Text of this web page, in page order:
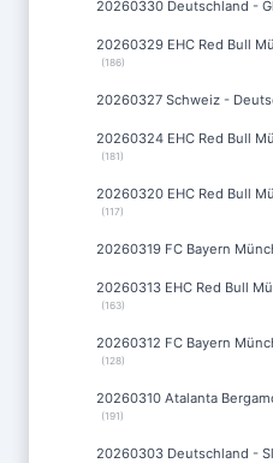
20260330 Deutschland -
20260329 EHC Red Bull
(186)
20260327 Schweiz -
20260324 EHC Red Bull
(181)
20260320 EHC Red Bull
(117)
20260319 FC Bayern
20260313 EHC Red Bull
(163)
20260312 FC Bayern
(128)
20260310 Atalanta
(191)
20260303 Deutschland -